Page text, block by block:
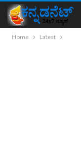
Home Latest